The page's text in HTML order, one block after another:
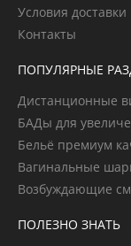
Условия доставки
Контакты
ПОПУЛЯРНЫЕ
Дистанционные
БАДы для
Бельё премиум
Вагинальные
Возбуждающие
ПОЛЕЗНО ЗНАТЬ